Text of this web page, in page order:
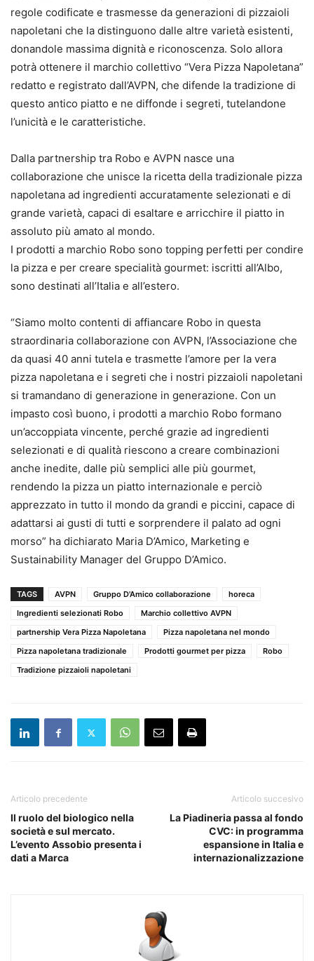
regole codificate e trasmesse da generazioni di pizzaioli
napoletani che la distinguono dalle altre varietà esistenti,
donandole massima dignità e riconoscenza. Solo allora
potrà ottenere il marchio collettivo “Vera Pizza Napoletana”
redatto e registrato dall’AVPN, che difende la tradizione di
questo antico piatto e ne diffonde i segreti, tutelandone
l’unicità e le caratteristiche.
Dalla partnership tra Robo e AVPN nasce una
collaborazione che unisce la ricetta della tradizionale pizza
napoletana ad ingredienti accuratamente selezionati e di
grande varietà, capaci di esaltare e arricchire il piatto in
assoluto più amato al mondo.
I prodotti a marchio Robo sono topping perfetti per condire
la pizza e per creare specialità gourmet: iscritti all’Albo,
sono destinati all’Italia e all’estero.
“Siamo molto contenti di affiancare Robo in questa
straordinaria collaborazione con AVPN, l’Associazione che
da quasi 40 anni tutela e trasmette l’amore per la vera
pizza napoletana e i segreti che i nostri pizzaioli napoletani
si tramandano di generazione in generazione. Con un
impasto così buono, i prodotti a marchio Robo formano
un’accoppiata vincente, perché grazie ad ingredienti
selezionati e di qualità riescono a creare combinazioni
anche inedite, dalle più semplici alle più gourmet,
rendendo la pizza un piatto internazionale e perciò
apprezzato in tutto il mondo da grandi e piccini, capace di
adattarsi ai gusti di tutti e sorprendere il palato ad ogni
morso” ha dichiarato Maria D’Amico, Marketing e
Sustainability Manager del Gruppo D’Amico.
TAGS AVPN Gruppo D'Amico collaborazione
horeca
Ingredienti selezionati Robo
Marchio collettivo AVPN
partnership Vera Pizza Napoletana
Pizza napoletana nel mondo
Pizza napoletana tradizionale
Prodotti gourmet per pizza
Robo
Tradizione pizzaioli napoletani
Articolo precedente
Il ruolo del biologico nella
società e sul mercato.
L’evento Assobio presenta i
dati a Marca
Articolo succesivo
La Piadineria passa al fondo
CVC: in programma
espansione in Italia e
internazionalizzazione